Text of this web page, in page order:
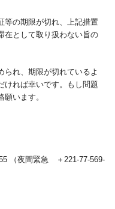
企業情報
の期限が切れ、上記措置
在として取り扱わない旨の
れ、期限が切れているよ
ければ幸いです。もし問題
います。
（夜間緊急 ＋221-77-569-